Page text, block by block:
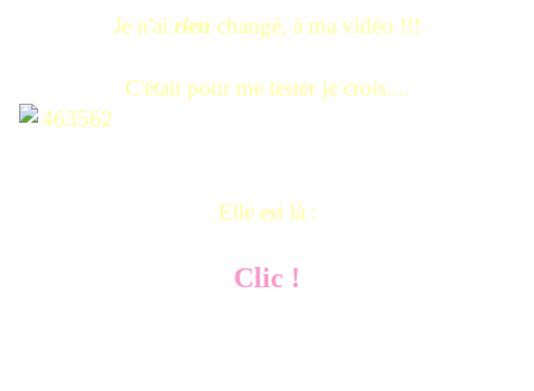
Je n'ai rien changé, à ma vidéo !!!
C'était pour me tester je crois....
Elle est là :
Clic !